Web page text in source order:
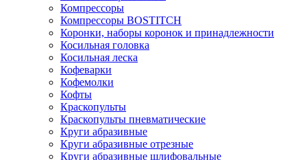
Компрессоры
Компрессоры BOSTITCH
Коронки, наборы коронок и принадлежности
Косильная головка
Косильная леска
Кофеварки
Кофемолки
Кофты
Краскопульты
Краскопульты пневматические
Круги абразивные
Круги абразивные отрезные
Круги абразивные шлифовальные